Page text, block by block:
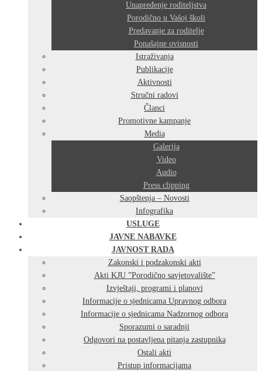
Unapređenje roditeljstva
Porodično u Vašoj školi
Predavanje za roditelje
Ponašajne ovisnosti
Istraživanja
Publikacije
Aktivnosti
Stručni radovi
Članci
Promotivne kampanje
Media
Galerija
Video
Audio
Press clipping
Saopštenja – Novosti
Infografika
USLUGE
JAVNE NABAVKE
JAVNOST RADA
Zakonski i podzakonski akti
Akti KJU ”Porodično savjetovalište”
Izvještaji, programi i planovi
Informacije o sjednicama Upravnog odbora
Informacije o sjednicama Nadzornog odbora
Sporazumi o saradnji
Odgovori na postavljena pitanja zastupnika
Ostali akti
Pristup informacijama